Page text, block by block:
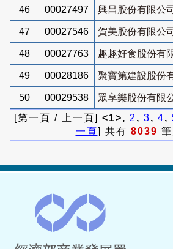
46 00027497 興昌股份有限公司
47 00027546 賀美股份有限公司
48 00027763 趣趣好食股份有
49 00028186 聚寶第建設股份
50 00029538
眾享樂股份有限
[第一頁 / 上一頁] <1>, 2 , 3, 4,
一頁] 共有 8039